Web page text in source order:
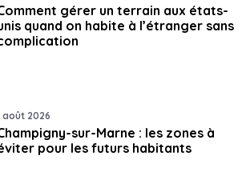
gérer un terrain aux états-
quand on habite à l’étranger sans
août 2026
sur-Marne : les zones à
pour les futurs habitants